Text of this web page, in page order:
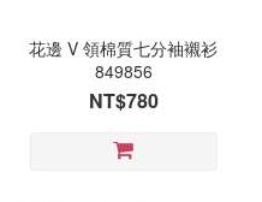
花邊 V 領棉質七分袖襯衫
849856
NT$780